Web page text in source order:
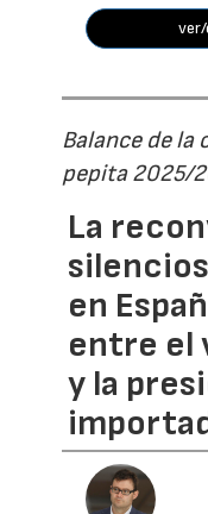
Balance de la
pepita 2025/
La
en
entre el
y la